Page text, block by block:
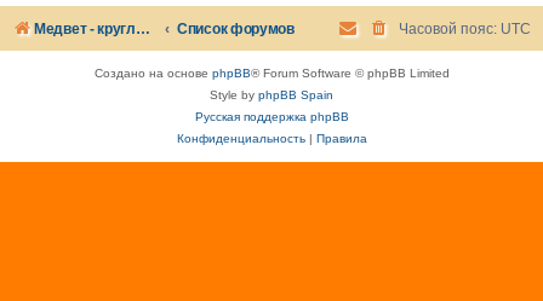
Медвет - круглосуточная ветеринарная клиника в Москве Список форумов Часовой пояс: UTC
Создано на основе phpBB® Forum Software © phpBB Limited
Style by phpBB Spain
Русская поддержка phpBB
Конфиденциальность| Правила